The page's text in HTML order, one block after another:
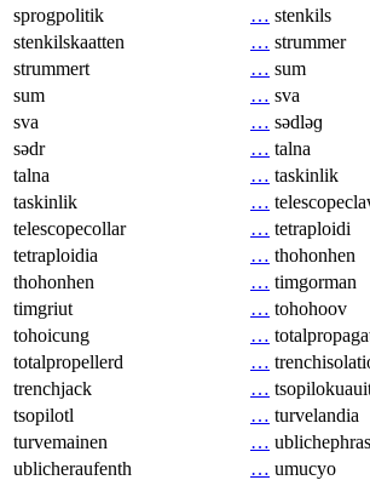
sprogpolitik
… stenkils
stenkilskaatten
… strummer
strummert
… sum
sum
… sva
sva
… sədləɡ
sədr
… talna
talna
… taskinlik
taskinlik
…
telescopecollar
… tetraploidi
tetraploidia
… thohonhen
thohonhen
… timgorman
timgriut
… tohohoov
tohoicung
…
totalpropellerd
…
trenchjack
…
tsopilotl
… turvelandia
turvemainen
…
ublicheraufenth
… umucyo